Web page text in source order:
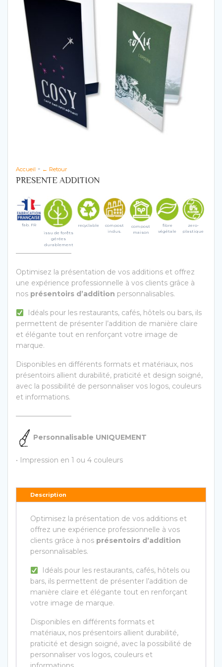
Accueil - ← Retour
PRESENTE ADDITION
fab. FR
issu de forêts
gérées
durablement
recyclable
compost
indus.
compost
maison
fibre
végétale
zero-
plastique
————————
Optimisez la présentation de vos additions et offrez
une expérience professionnelle à vos clients grâce à
nos présentoirs d’addition personnalisables.
Idéals pour les restaurants, cafés, hôtels ou bars, ils
permettent de présenter l’addition de manière claire
et élégante tout en renforçant votre image de
marque.
Disponibles en différents formats et matériaux, nos
présentoirs allient durabilité, praticité et design soigné,
avec la possibilité de personnaliser vos logos, couleurs
et informations.
————————
Personnalisable UNIQUEMENT
• Impression en 1 ou 4 couleurs
Description
Optimisez la présentation de vos additions et
offrez une expérience professionnelle à vos
clients grâce à nos présentoirs d’addition
personnalisables.
Idéals pour les restaurants, cafés, hôtels ou
bars, ils permettent de présenter l’addition de
manière claire et élégante tout en renforçant
votre image de marque.
Disponibles en différents formats et
matériaux, nos présentoirs allient durabilité,
praticité et design soigné, avec la possibilité de
personnaliser vos logos, couleurs et